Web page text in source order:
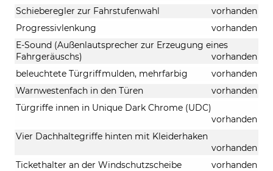
Schieberegler zur Fahrstufenwahl
vorhanden
Progressivlenkung
vorhanden
E-Sound (Außenlautsprecher zur Erzeugung eines
Fahrgeräuschs)
vorhanden
beleuchtete Türgriffmulden, mehrfarbig
vorhanden
Warnwestenfach in den Türen
vorhanden
Türgriffe innen in Unique Dark Chrome (UDC)
vorhanden
Vier Dachhaltegriffe hinten mit Kleiderhaken
vorhanden
Tickethalter an der Windschutzscheibe
vorhanden